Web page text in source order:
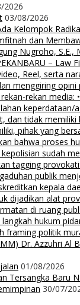
2026
03/08/2026
Kelompok
dan
Nugroho,
–
Reel, serta
menggiring
rekan
tidak
pihak yang
bahwa proses
sudah
tagging
publik
kepala
alat
di ruang
hukum
politik
Dr. Azzuhri Al
01/08/2026
Tersangka Baru
30/07/